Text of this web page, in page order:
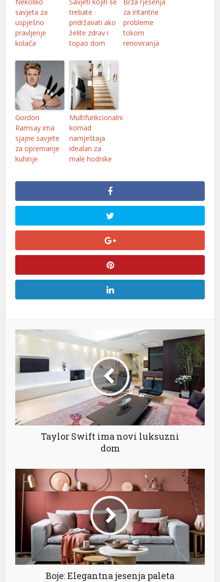
savjeta za
uspješno
pravljenje
kolača
trebate
pridržavati ako
želite zdrav i
topao dom
za iritantne
probleme
tokom
renoviranja
Gordon
Ramsay ima
sjajne savjete
za opremanje
kuhinje
Multifunkcionalni
komad
namještaja
idealan za
male hodnike
Taylor Swift ima novi luksuzni
dom
Boje: Elegantna jesenja paleta